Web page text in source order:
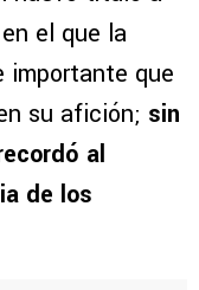
el que la
importante que
su afición; sin
al
de los